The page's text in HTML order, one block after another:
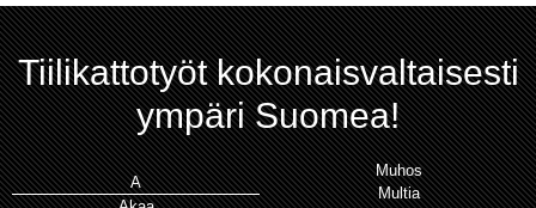
Tiilikattotyöt kokonaisvaltaisesti
ympäri Suomea!
A
Muhos
Multia